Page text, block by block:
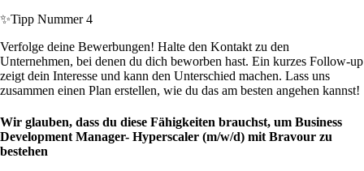
✨Tipp Nummer 4
Verfolge deine Bewerbungen! Halte den Kontakt zu den
Unternehmen, bei denen du dich beworben hast. Ein kurzes Follow-up
zeigt dein Interesse und kann den Unterschied machen. Lass uns
zusammen einen Plan erstellen, wie du das am besten angehen kannst!
Wir glauben, dass du diese Fähigkeiten brauchst, um Business
Development Manager- Hyperscaler (m/w/d) mit Bravour zu
bestehen